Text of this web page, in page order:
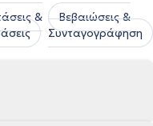
&
Βεβαιώσεις &
Συνταγογράφηση